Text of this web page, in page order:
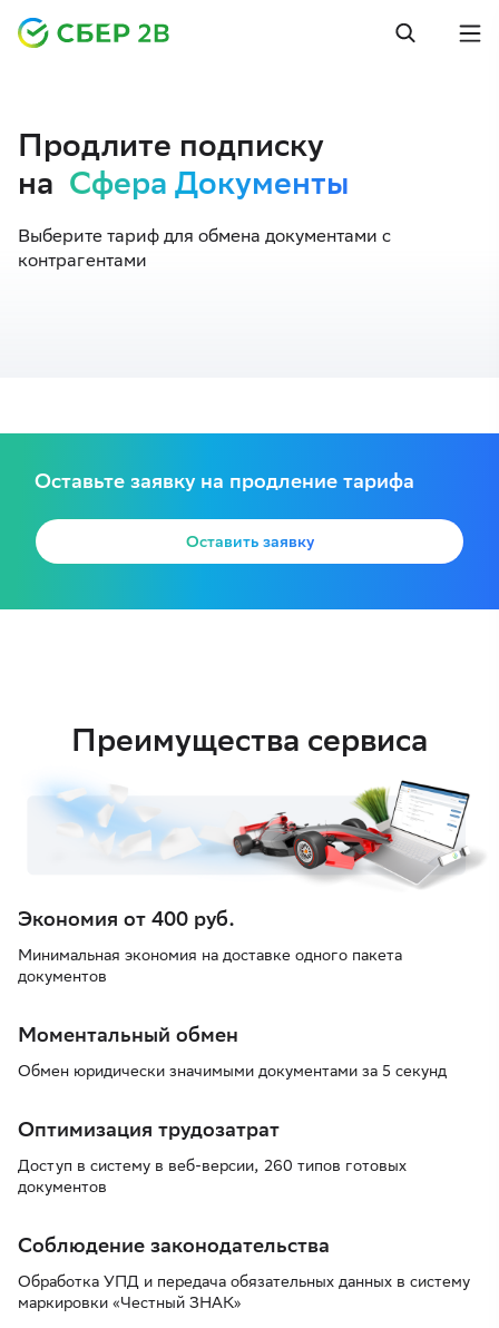
Продлите подписку
на Сфера Документы
Выберите тариф для обмена документами с
контрагентами
Оставьте заявку на продление тарифа
Оставить заявку
Преимущества сервиса
Экономия от 400 руб.
Минимальная экономия на доставке одного пакета
документов
Моментальный обмен
Обмен юридически значимыми документами за 5 секунд
Оптимизация трудозатрат
Доступ в систему в веб-версии, 260 типов готовых
документов
Соблюдение законодательства
Обработка УПД и передача обязательных данных в систему
маркировки «Честный ЗНАК»